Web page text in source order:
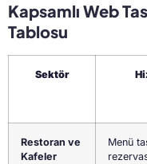
Kapsamlı Web
Tablosu
Sektör
Restoran ve
Kafeler
Menü